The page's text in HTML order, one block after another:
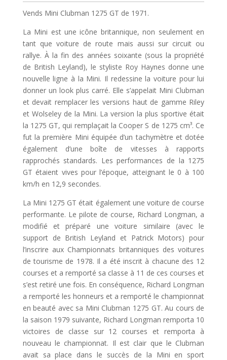
Vends Mini Clubman 1275 GT de 1971.
La Mini est une icône britannique, non seulement en
tant que voiture de route mais aussi sur circuit ou
rallye. À la fin des années soixante (sous la propriété
de British Leyland), le styliste Roy Haynes donne une
nouvelle ligne à la Mini. Il redessine la voiture pour lui
donner un look plus carré. Elle s’appelait Mini Clubman
et devait remplacer les versions haut de gamme Riley
et Wolseley de la Mini. La version la plus sportive était
la 1275 GT, qui remplaçait la Cooper S de 1275 cm³. Ce
fut la première Mini équipée d’un tachymètre et dotée
également d’une boîte de vitesses à rapports
rapprochés standards. Les performances de la 1275
GT étaient vives pour l’époque, atteignant le 0 à 100
km/h en 12,9 secondes.
La Mini 1275 GT était également une voiture de course
performante. Le pilote de course, Richard Longman, a
modifié et préparé une voiture similaire (avec le
support de British Leyland et Patrick Motors) pour
l’inscrire aux Championnats britanniques des voitures
de tourisme de 1978. Il a été inscrit à chacune des 12
courses et a remporté sa classe à 11 de ces courses et
s’est retiré une fois. En conséquence, Richard Longman
a remporté les honneurs et a remporté le championnat
en beauté avec sa Mini Clubman 1275 GT. Au cours de
la saison 1979 suivante, Richard Longman remporta 10
victoires de classe sur 12 courses et remporta à
nouveau le championnat. Il est clair que le Clubman
avait sa place dans le succès de la Mini en sport